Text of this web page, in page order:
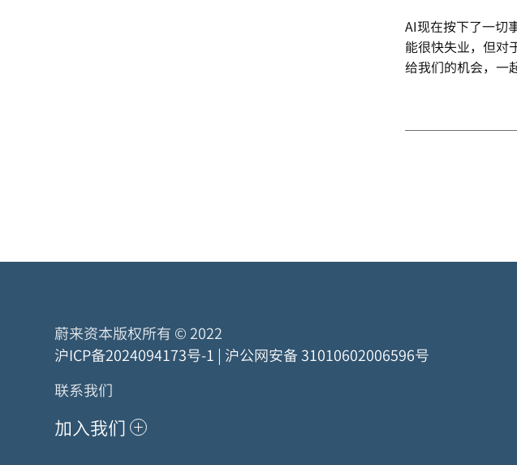
AI现在按下了一切
能很快失业，但对
给我们的机会，一
蔚来资本版权所有 © 2022
沪ICP备2024094173号-1 | 沪公网安备 31010602006596号
联系我们
加入我们